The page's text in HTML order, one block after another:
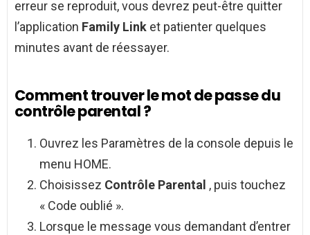
erreur se reproduit, vous devrez peut-être quitter
l’application Family Link et patienter quelques
minutes avant de réessayer.
Comment trouver le mot de passe du
contrôle parental ?
Ouvrez les Paramètres de la console depuis le
menu HOME.
Choisissez Contrôle Parental , puis touchez
« Code oublié ».
Lorsque le message vous demandant d’entrer